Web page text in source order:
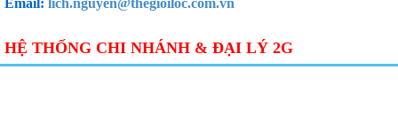
Email: lich.nguyen@thegioiloc.com.vn
HỆ THỐNG CHI NHÁNH & ĐẠI LÝ 2G